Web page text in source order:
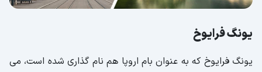
یونگ فرایوخ
یونگ فرایوخ که به عنوان بام اروپا هم نام گذاری شده است، می